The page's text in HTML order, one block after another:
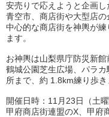
安売りで応えようと企画し
青空市、商店街や大型店
中心的な商店街を神輿が
ます。
お神輿は山梨県庁防災新
鶴城公園芝生広場、パラ
所まで、約 1.8km練り歩き
開催日時：11月23日（土
甲府商店街連盟のX、甲府